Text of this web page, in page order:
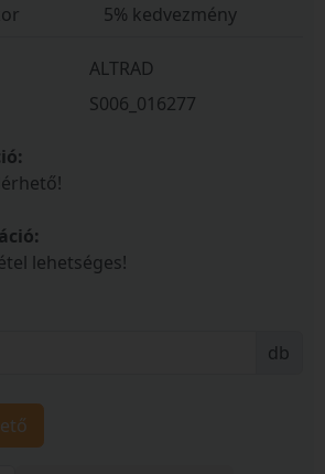
5% kedvezmény
ALTRAD
S006_016277
lehetséges!
db